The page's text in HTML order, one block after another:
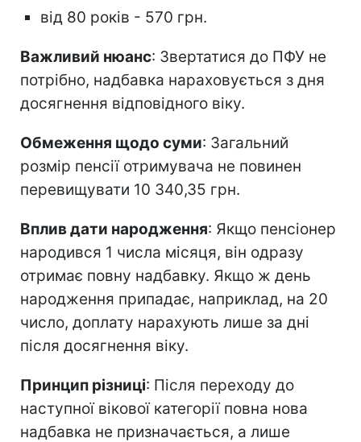
від 80 років - 570 грн.
Важливий нюанс: Звертатися до ПФУ не
потрібно, надбавка нараховується з дня
досягнення відповідного віку.
Обмеження щодо суми: Загальний
розмір пенсії отримувача не повинен
перевищувати 10 340,35 грн.
Вплив дати народження: Якщо пенсіонер
народився 1 числа місяця, він одразу
отримає повну надбавку. Якщо ж день
народження припадає, наприклад, на 20
число, доплату нарахують лише за дні
після досягнення віку.
Принцип різниці: Після переходу до
наступної вікової категорії повна нова
надбавка не призначається, а лише